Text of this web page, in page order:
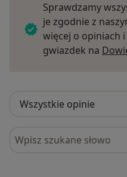
Sprawdzamy
je zgodnie z
więcej o opiniach
gwiazdek na
Szukaj w opiniach